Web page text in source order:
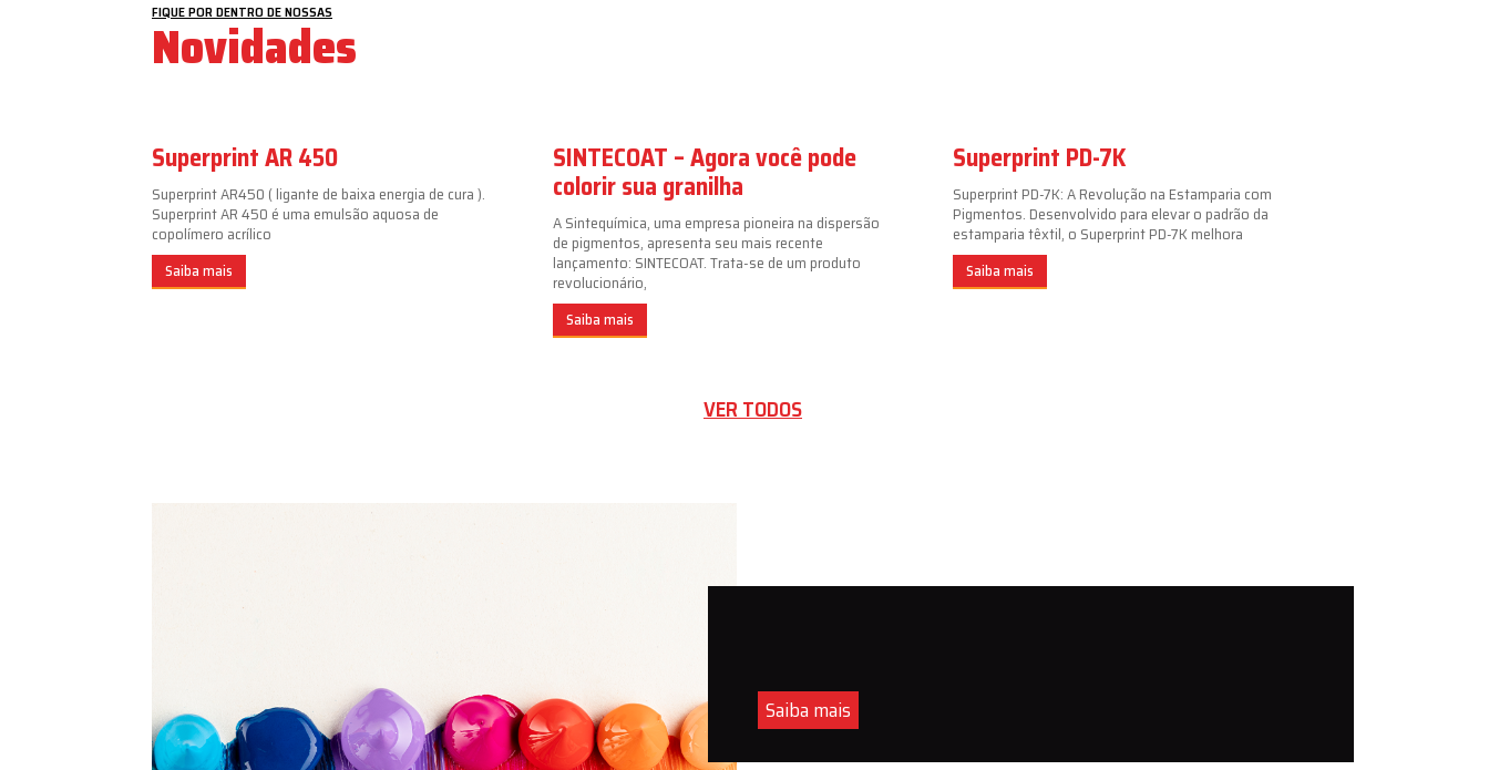
FIQUE POR DENTRO DE NOSSAS
Novidades
Superprint AR 450
Superprint AR450 ( ligante de baixa energia de cura ).
Superprint AR 450 é uma emulsão aquosa de
copolímero acrílico
Saiba mais
SINTECOAT – Agora você pode
colorir sua granilha
A Sintequímica, uma empresa pioneira na dispersão
de pigmentos, apresenta seu mais recente
lançamento: SINTECOAT. Trata-se de um produto
revolucionário,
Saiba mais
Superprint PD-7K
Superprint PD-7K: A Revolução na Estamparia com
Pigmentos. Desenvolvido para elevar o padrão da
estamparia têxtil, o Superprint PD-7K melhora
Saiba mais
VER TODOS
Saiba mais